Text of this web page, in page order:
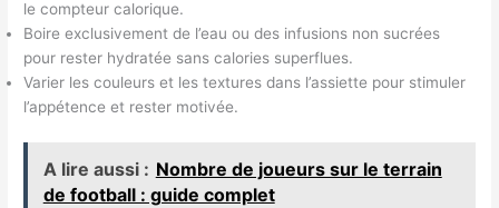
le compteur calorique.
Boire exclusivement de l’eau ou des infusions non sucrées
pour rester hydratée sans calories superflues.
Varier les couleurs et les textures dans l’assiette pour stimuler
l’appétence et rester motivée.
A lire aussi : Nombre de joueurs sur le terrain
de football : guide complet